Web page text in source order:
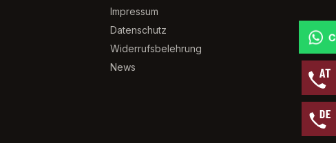
Impressum
Datenschutz
Widerrufsbelehrung
News